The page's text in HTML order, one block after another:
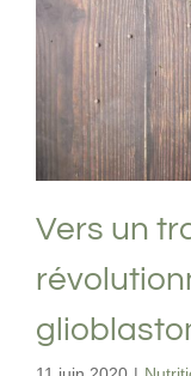
Vers un
Vers un